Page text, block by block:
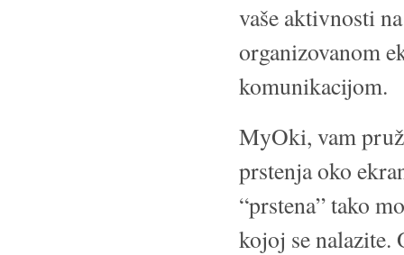
vaše aktivnosti
organizovanom
komunikacijom.
MyOki, vam
prstenja oko
“prstena” tako
kojoj se nalazite.